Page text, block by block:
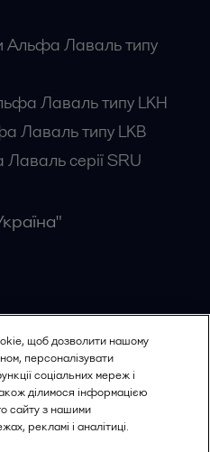
Альфа Лаваль типу
Лаваль типу LKH
Лаваль типу LKB
серії SRU
щоб дозволити нашому
персоналізувати
соціальних мереж і
ділимося інформацією
сайту з нашими
рекламі і аналітиці.